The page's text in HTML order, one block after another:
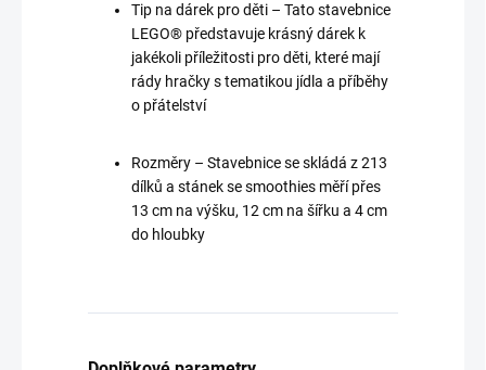
Tip na dárek pro děti – Tato stavebnice
LEGO® představuje krásný dárek k
jakékoli příležitosti pro děti, které mají
rády hračky s tematikou jídla a příběhy
o přátelství
Rozměry – Stavebnice se skládá z 213
dílků a stánek se smoothies měří přes
13 cm na výšku, 12 cm na šířku a 4 cm
do hloubky